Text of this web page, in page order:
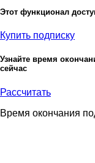
Этот функционал
Купить подписку
Узнайте время
сейчас
Рассчитать
Время окончания